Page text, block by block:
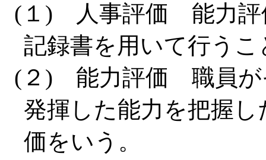
(１) 人事評価 能力評
記録書を用いて行う
(２) 能力評価 職員が
発揮した能力を把握
価をいう。